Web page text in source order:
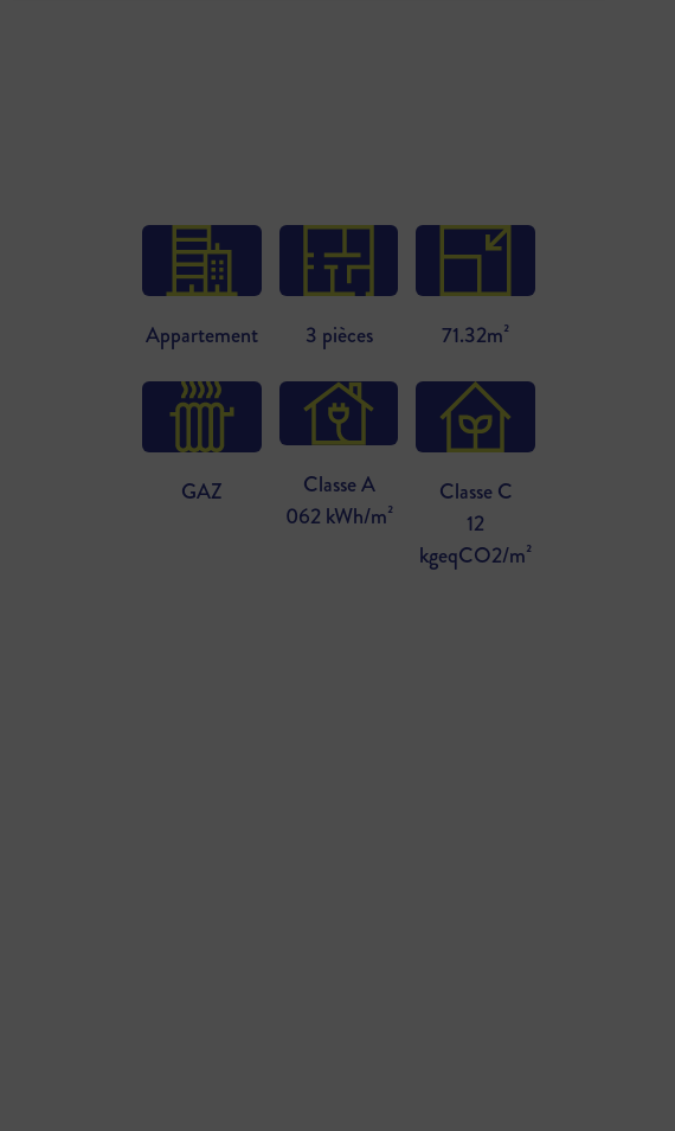
Appartement 3 pièces 71.32m²
GAZ
Classe A
062 kWh/m²
Classe C
12
kgeqCO2/m²